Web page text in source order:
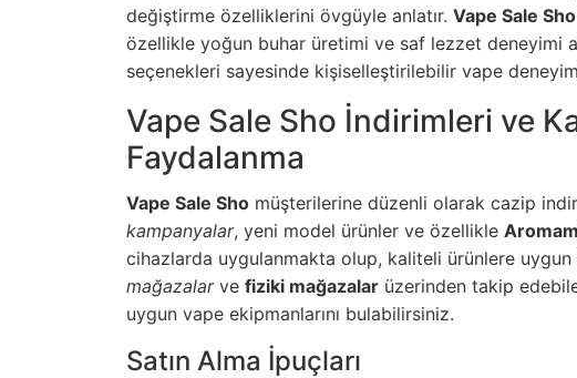
değiştirme özelliklerini övgüyle anlatır. Vape Sale Sho
özellikle yoğun buhar üretimi ve saf lezzet deneyimi
seçenekleri sayesinde kişiselleştirilebilir vape
Vape Sale Sho İndirimleri ve
Faydalanma
Vape Sale Sho müşterilerine düzenli olarak cazip
kampanyalar, yeni model ürünler ve özellikle
cihazlarda uygulanmakta olup, kaliteli ürünlere uygun
mağazalarve fiziki mağazalar üzerinden takip
uygun vape ekipmanlarını bulabilirsiniz.
Satın Alma İpuçları